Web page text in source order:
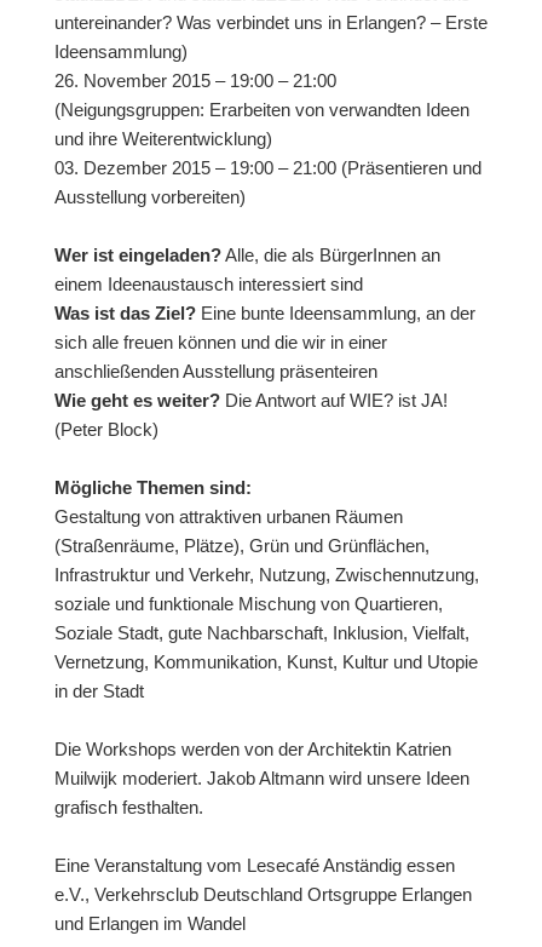
untereinander? Was verbindet uns in Erlangen? – Erste
Ideensammlung)
26. November 2015 – 19:00 – 21:00
(Neigungsgruppen: Erarbeiten von verwandten Ideen
und ihre Weiterentwicklung)
03. Dezember 2015 – 19:00 – 21:00 (Präsentieren und
Ausstellung vorbereiten)
Wer ist eingeladen?Alle, die als BürgerInnen an
einem Ideenaustausch interessiert sind
Was ist das Ziel?Eine bunte Ideensammlung, an der
sich alle freuen können und die wir in einer
anschließenden Ausstellung präsenteiren
Wie geht es weiter?Die Antwort auf WIE? ist JA!
(Peter Block)
Mögliche Themen sind:
Gestaltung von attraktiven urbanen Räumen
(Straßenräume, Plätze), Grün und Grünflächen,
Infrastruktur und Verkehr, Nutzung, Zwischennutzung,
soziale und funktionale Mischung von Quartieren,
Soziale Stadt, gute Nachbarschaft, Inklusion, Vielfalt,
Vernetzung, Kommunikation, Kunst, Kultur und Utopie
in der Stadt
Die Workshops werden von der Architektin Katrien
Muilwijk moderiert. Jakob Altmann wird unsere Ideen
grafisch festhalten.
Eine Veranstaltung vom Lesecafé Anständig essen
e.V., Verkehrsclub Deutschland Ortsgruppe Erlangen
und Erlangen im Wandel